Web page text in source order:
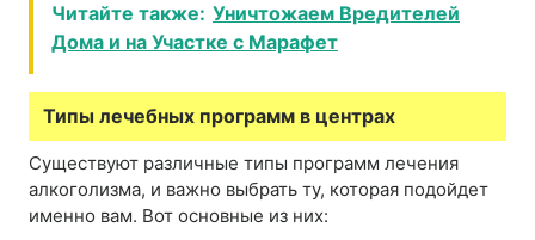
Читайте также: Уничтожаем Вредителей
Дома и на Участке с Марафет
Типы лечебных программ в центрах
Существуют различные типы программ лечения
алкоголизма, и важно выбрать ту, которая подойдет
именно вам. Вот основные из них: